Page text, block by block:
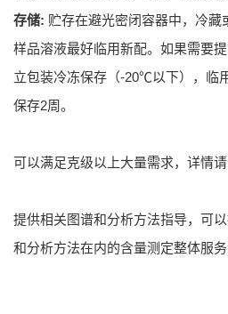
存储: 贮存在避光密闭容器中，冷藏
样品溶液最好临用新配。如果需要
立包装冷冻保存（-20℃以下），临
保存2周。
可以满足克级以上大量需求，详情请
提供相关图谱和分析方法指导，可
和分析方法在内的含量测定整体服务